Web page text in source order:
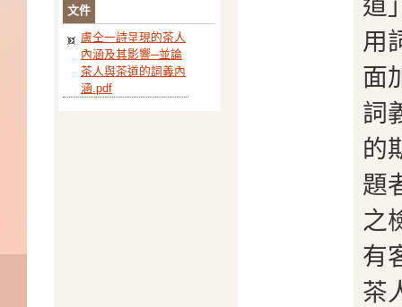
文件
盧仝一詩呈現的茶人
內涵及其影響─並論
茶人與茶道的詞義內
涵.pdf
道
用
面
詞
的
題
之
有
茶